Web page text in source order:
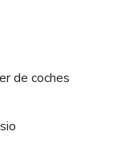
de la ciudad de
de coches